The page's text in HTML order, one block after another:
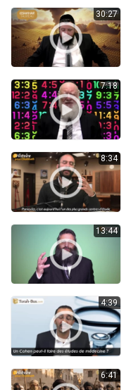
30:27
7:18
8:34
13:44
4:39
6:41